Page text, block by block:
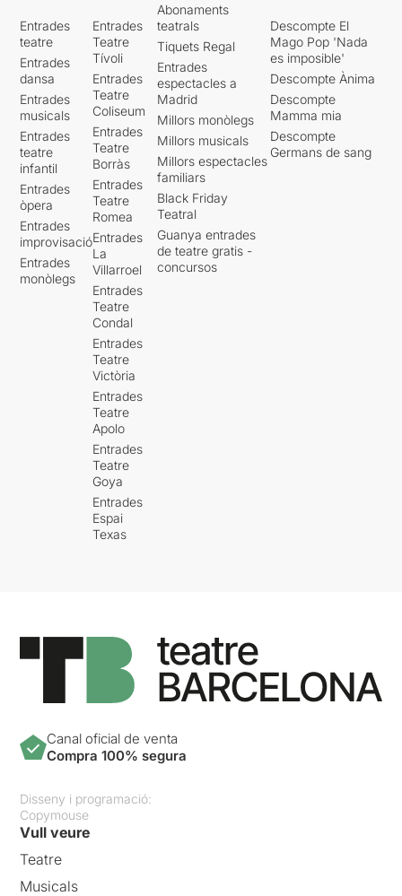
Entrades
teatre
Entrades
dansa
Entrades
musicals
Entrades
teatre
infantil
Entrades
òpera
Entrades
improvisació
Entrades
monòlegs
Entrades
Teatre
Tívoli
Entrades
Teatre
Coliseum
Entrades
Teatre
Borràs
Entrades
Teatre
Romea
Entrades
La
Villarroel
Entrades
Teatre
Condal
Entrades
Teatre
Victòria
Entrades
Teatre
Apolo
Entrades
Teatre
Goya
Entrades
Espai
Texas
Abonaments
teatrals
Tiquets Regal
Entrades
espectacles a
Madrid
Millors monòlegs
Millors musicals
Millors espectacles
familiars
Black Friday
Teatral
Guanya entrades
de teatre gratis -
concursos
Descompte El
Mago Pop 'Nada
es imposible'
Descompte Ànima
Descompte
Mamma mia
Descompte
Germans de sang
Canal oficial de venta
Compra 100% segura
Disseny i programació:
Copymouse
Vull veure
Teatre
Musicals